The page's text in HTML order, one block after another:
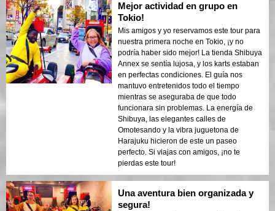
Mejor actividad en grupo en
Tokio!
Mis amigos y yo reservamos este tour para
nuestra primera noche en Tokio, ¡y no
podría haber sido mejor! La tienda Shibuya
Annex se sentía lujosa, y los karts estaban
en perfectas condiciones. El guía nos
mantuvo entretenidos todo el tiempo
mientras se aseguraba de que todo
funcionara sin problemas. La energía de
Shibuya, las elegantes calles de
Omotesando y la vibra juguetona de
Harajuku hicieron de este un paseo
perfecto. Si viajas con amigos, ¡no te
pierdas este tour!
Una aventura bien organizada y
segura!